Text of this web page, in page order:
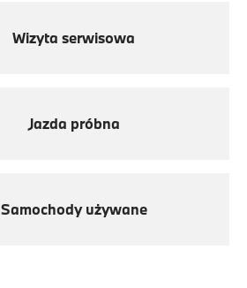
Wizyta serwisowa
Jazda próbna
Samochody używane